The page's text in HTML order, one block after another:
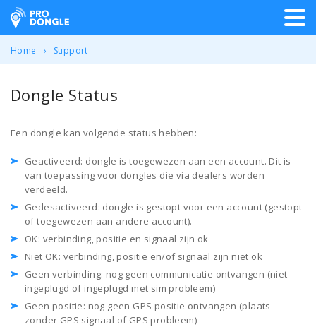
ProDongle Track & Trace
Home Support
Dongle Status
Een dongle kan volgende status hebben:
Geactiveerd: dongle is toegewezen aan een account. Dit is
van toepassing voor dongles die via dealers worden
verdeeld.
Gedesactiveerd: dongle is gestopt voor een account (gestopt
of toegewezen aan andere account).
OK: verbinding, positie en signaal zijn ok
Niet OK: verbinding, positie en/of signaal zijn niet ok
Geen verbinding: nog geen communicatie ontvangen (niet
ingeplugd of ingeplugd met sim probleem)
Geen positie: nog geen GPS positie ontvangen (plaats
zonder GPS signaal of GPS probleem)